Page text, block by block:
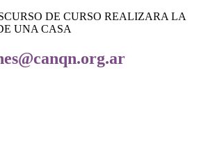
DE CURSO REALIZARA LA
UNA CASA